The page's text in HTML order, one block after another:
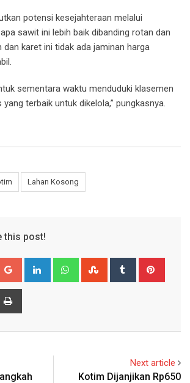
potensi kesejahteraan melalui
sawit ini lebih baik dibanding rotan dan
dan karet ini tidak ada jaminan harga
sementara waktu menduduki klasemen
terbaik untuk dikelola,” pungkasnya.
Lahan Kosong
this post!
Google+ LinkedIn WhatsappStumbleUpon
Tumblr
Next article
Kotim Dijanjikan Rp650